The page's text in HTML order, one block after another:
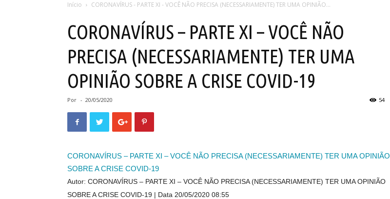
Início CORONAVÍRUS - PARTE XI - VOCÊ NÃO PRECISA (NECESSARIAMENTE) TER UMA OPINIÃO...
CORONAVÍRUS – PARTE XI – VOCÊ NÃO
PRECISA (NECESSARIAMENTE) TER UMA
OPINIÃO SOBRE A CRISE COVID-19
Por - 20/05/2020 54
CORONAVÍRUS – PARTE XI – VOCÊ NÃO PRECISA (NECESSARIAMENTE) TER UMA OPINIÃO
SOBRE A CRISE COVID-19
Autor: CORONAVÍRUS – PARTE XI – VOCÊ NÃO PRECISA (NECESSARIAMENTE) TER UMA OPINIÃO
SOBRE A CRISE COVID-19
Data 20/05/2020 08:55